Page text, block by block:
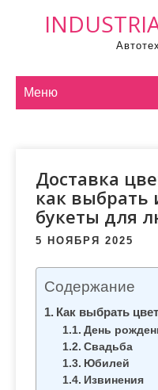
Меню
Доставка
как выбрать
букеты для
5 НОЯБРЯ 2025
Содержание
Как выбрать
День
Свадьба
Юбилей
Извинения